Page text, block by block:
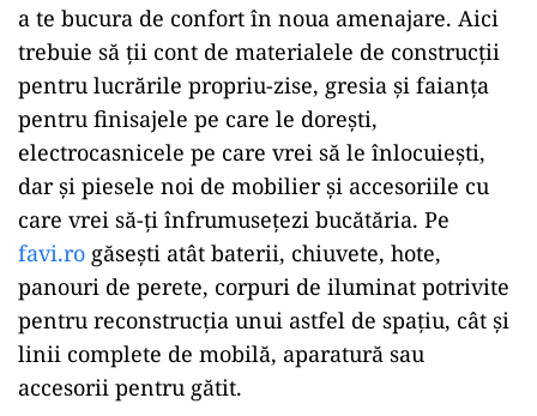
a te bucura de confort în noua amenajare. Aici
trebuie să ții cont de materialele de construcții
pentru lucrările propriu-zise, gresia și faianța
pentru finisajele pe care le dorești,
electrocasnicele pe care vrei să le înlocuiești,
dar și piesele noi de mobilier și accesoriile cu
care vrei să-ți înfrumusețezi bucătăria. Pe
favi.ro găsești atât baterii, chiuvete, hote,
panouri de perete, corpuri de iluminat potrivite
pentru reconstrucția unui astfel de spațiu, cât și
linii complete de mobilă, aparatură sau
accesorii pentru gătit.